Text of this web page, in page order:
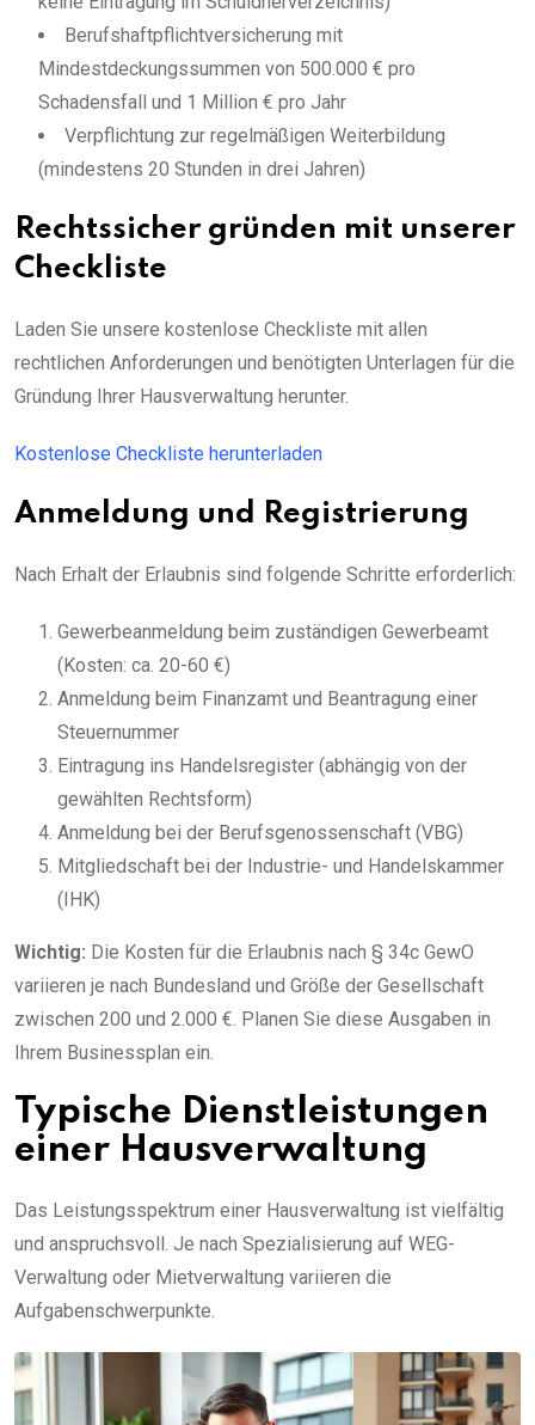
Berufshaftpflichtversicherung mit
Mindestdeckungssummen von 500.000 € pro
Schadensfall und 1 Million € pro Jahr
Verpflichtung zur regelmäßigen Weiterbildung
(mindestens 20 Stunden in drei Jahren)
Rechtssicher gründen mit unserer
Checkliste
Laden Sie unsere kostenlose Checkliste mit allen
rechtlichen Anforderungen und benötigten Unterlagen für die
Gründung Ihrer Hausverwaltung herunter.
Kostenlose Checkliste herunterladen
Anmeldung und Registrierung
Nach Erhalt der Erlaubnis sind folgende Schritte erforderlich:
Gewerbeanmeldung beim zuständigen Gewerbeamt
(Kosten: ca. 20-60 €)
Anmeldung beim Finanzamt und Beantragung einer
Steuernummer
Eintragung ins Handelsregister (abhängig von der
gewählten Rechtsform)
Anmeldung bei der Berufsgenossenschaft (VBG)
Mitgliedschaft bei der Industrie- und Handelskammer
(IHK)
Wichtig: Die Kosten für die Erlaubnis nach § 34c GewO
variieren je nach Bundesland und Größe der Gesellschaft
zwischen 200 und 2.000 €. Planen Sie diese Ausgaben in
Ihrem Businessplan ein.
Typische Dienstleistungen
einer Hausverwaltung
Das Leistungsspektrum einer Hausverwaltung ist vielfältig
und anspruchsvoll. Je nach Spezialisierung auf WEG-
Verwaltung oder Mietverwaltung variieren die
Aufgabenschwerpunkte.